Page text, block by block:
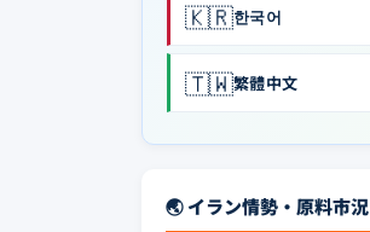
🇰🇷한국어
🇹🇼繁體中文
🌏 イラン情勢・原料市況